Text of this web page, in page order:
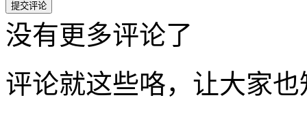
没有更多评论了
评论就这些咯，让大家